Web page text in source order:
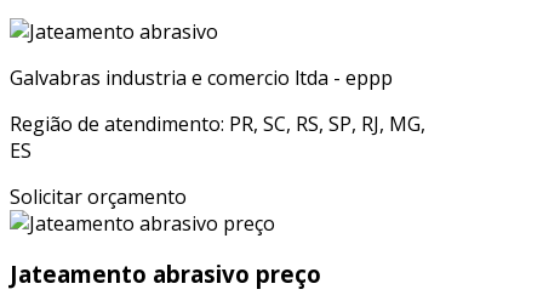
Galvabras industria e comercio ltda - eppp
Região de atendimento: PR, SC, RS, SP, RJ, MG,
ES
Solicitar orçamento
Jateamento abrasivo preço